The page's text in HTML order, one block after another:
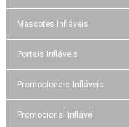
Mascotes Infláveis
Portais Infláveis
Promocionais Infláveis
Promocional Inflável